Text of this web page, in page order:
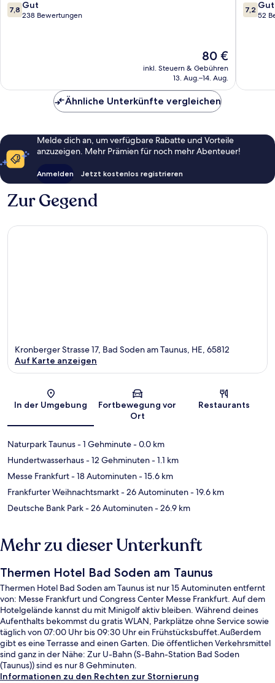
am
Taunus
7.8
von
7,8 Gut
238 Bewertungen
Der
Preis
beträgt
80 €
inkl. Steuern & Gebühren
13. Aug.–14. Aug.
Taunus
7.2
von
7,2 Gut
52
Ähnliche Unterkünfte vergleichen
Melde dich an, um verfügbare Rabatte und Vorteile
anzuzeigen. Mehr Prämien für noch mehr Abenteuer!
Anmelden Jetzt kostenlos registrieren
Zur Gegend
Karte
Kronberger Strasse 17, Bad Soden am Taunus, HE, 65812
Auf Karte anzeigen
In der Umgebung
Fortbewegung vor
Ort
Restaurants
Naturpark Taunus- 1 Gehminute- 0.0 km
Hundertwasserhaus- 12 Gehminuten- 1.1 km
Messe Frankfurt- 18 Autominuten- 15.6 km
Frankfurter Weihnachtsmarkt- 26 Autominuten- 19.6 km
Deutsche Bank Park- 26 Autominuten- 26.9 km
Mehr zu dieser Unterkunft
Thermen Hotel Bad Soden am Taunus
Thermen Hotel Bad Soden am Taunus ist nur 15 Autominuten entfernt
von: Messe Frankfurt und Congress Center Messe Frankfurt. Auf dem
Hotelgelände kannst du mit Minigolf aktiv bleiben. Während deines
Aufenthalts bekommst du gratis WLAN, Parkplätze ohne Service sowie
täglich von 07:00 Uhr bis 09:30 Uhr ein Frühstücksbuffet.Außerdem
gibt es eine Terrasse and einen Garten. Die öffentlichen Verkehrsmittel
sind ganz in der Nähe: Zur U-Bahn (S-Bahn-Station Bad Soden
(Taunus)) sind es nur 8 Gehminuten.
Informationen zu den Rechten zur Stornierung